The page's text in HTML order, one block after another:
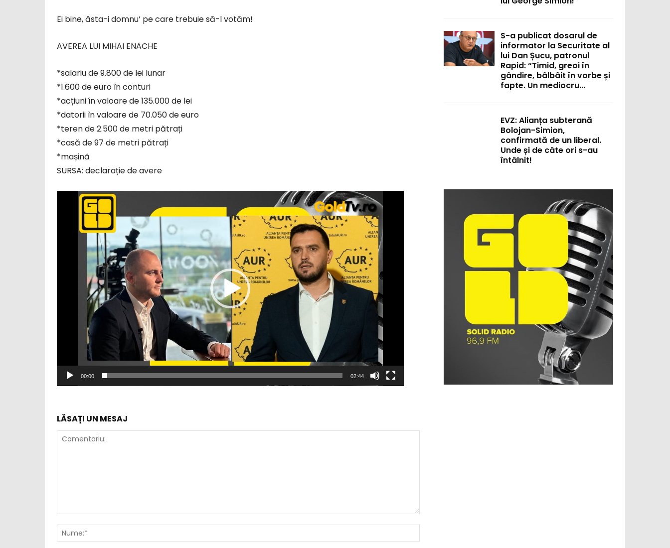
Ei bine, ăsta-i domnu’ pe care trebuie să-l votăm!
AVEREA LUI MIHAI ENACHE
*salariu de 9.800 de lei lunar
*1.600 de euro în conturi
*acțiuni în valoare de 135.000 de lei
*datorii în valoare de 70.050 de euro
*teren de 2.500 de metri pătrați
*casă de 97 de metri pătrați
*mașină
SURSA: declarație de avere
00:00 02:44
LĂSAȚI UN MESAJ
S-a publicat dosarul de
informator la Securitate al
lui Dan Șucu, patronul
Rapid: “Timid, greoi în
gândire, bâlbâit în vorbe și
fapte. Un mediocru...
EVZ: Alianța subterană
Bolojan-Simion,
confirmată de un liberal.
Unde și de câte ori s-au
întâlnit!